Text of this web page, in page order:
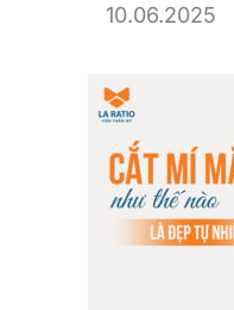
10.06.2025